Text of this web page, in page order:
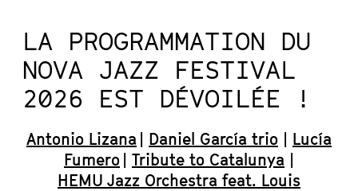
LA PROGRAMMATION DU
NOVA JAZZ FESTIVAL
2026 EST DÉVOILÉE !
Antonio Lizana Daniel García trio
Lucía
Fumero
Tribute to Catalunya
HEMU Jazz Orchestra feat. Louis